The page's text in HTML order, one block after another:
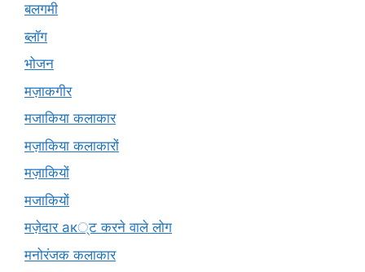
बलगमी
ब्लॉग
भोजन
मज़ाकगीर
मजाकिया कलाकार
मज़ाकिया कलाकारों
मज़ाकियों
मजाकियों
मज़ेदार ак्ट करने वाले लोग
मनोरंजक कलाकार